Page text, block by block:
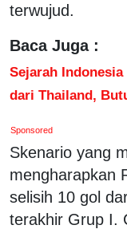
terwujud.
Baca Juga :
Sejarah
dari Thailand,
Sponsored
Skenario yang
mengharapkan
selisih 10 gol
terakhir Grup I.